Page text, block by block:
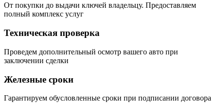
От покупки до выдачи ключей владельцу. Предоставляем
полный комплекс услуг
Техническая проверка
Проведем дополнительный осмотр вашего авто при
заключении сделки
Железные сроки
Гарантируем обусловленные сроки при подписании договора